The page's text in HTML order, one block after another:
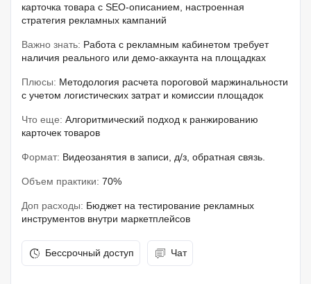
карточка товара с SEO-описанием, настроенная
стратегия рекламных кампаний
Важно знать: Работа с рекламным кабинетом требует
наличия реального или демо-аккаунта на площадках
Плюсы: Методология расчета пороговой маржинальности
с учетом логистических затрат и комиссии площадок
Что еще: Алгоритмический подход к ранжированию
карточек товаров
Формат: Видеозанятия в записи, д/з, обратная связь.
Объем практики: 70%
Доп расходы: Бюджет на тестирование рекламных
инструментов внутри маркетплейсов
Бессрочный доступ Чат